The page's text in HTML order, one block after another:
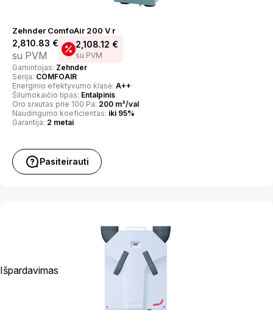
Zehnder ComfoAir 200 V r
2,810.83 €
su PVM
2,108.12 €
su PVM
Gamintojas: Zehnder
Serija: COMFOAIR
Energinio efektyvumo klasė: A++
Šilumokaičio tipas: Entalpinis
Oro srautas prie 100 Pa: 200 m³/val
Naudingumo koeficientas: iki 95%
Garantija: 2 metai
Pasiteirauti
Išpardavimas